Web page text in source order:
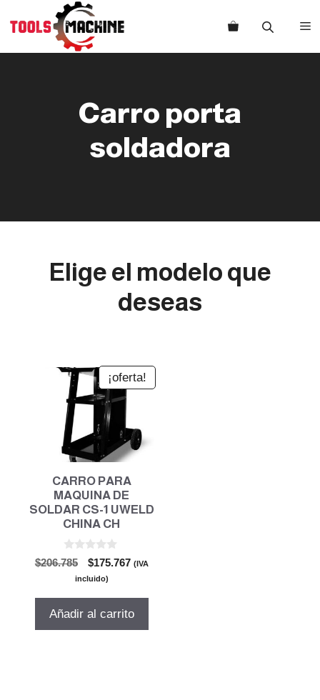
Carro porta
soldadora
Elige el modelo que
deseas
¡oferta!
CARRO PARA
MAQUINA DE
SOLDAR CS-1 UWELD
CHINA CH
0
d
$206.785
El
precio
era:
$175.767El(IVA
incluido)
Añadir al carrito